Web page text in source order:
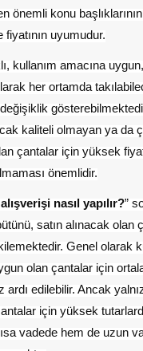
önemli konu
fiyatının uyumudur.
kullanım amacına
her ortamda
değişiklik
kaliteli olmayan ya da
çantalar için yüksek
önemlidir.
nasıl yapılır?”
satın alınacak olan
Genel olarak
olan çantalar için
ardı edilebilir. Ancak
için yüksek
vadede hem de uzun